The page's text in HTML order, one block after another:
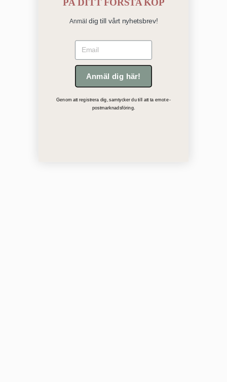
PÅDITT FÖRSTA KÖP
Anmäl dig till vårt nyhetsbrev!
Email
Anmäl dig här!
Genom att registrera dig, samtycker du till att ta emot e-
postmarknadsföring.